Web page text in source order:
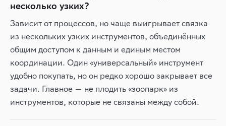
несколько узких?
Зависит от процессов, но чаще выигрывает связка
из нескольких узких инструментов, объединённых
общим доступом к данным и единым местом
координации. Один «универсальный» инструмент
удобно покупать, но он редко хорошо закрывает все
задачи. Главное — не плодить «зоопарк» из
инструментов, которые не связаны между собой.